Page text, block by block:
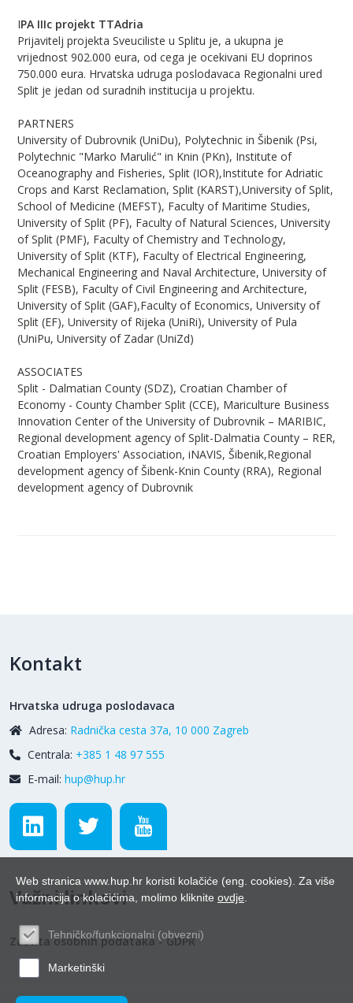
IPA IIIc projekt TTAdria
Prijavitelj projekta Sveuciliste u Splitu je, a ukupna je
vrijednost 902.000 eura, od cega je ocekivani EU doprinos
750.000 eura. Hrvatska udruga poslodavaca Regionalni ured
Split je jedan od suradnih institucija u projektu.
PARTNERS
University of Dubrovnik (UniDu), Polytechnic in Šibenik (Psi,
Polytechnic "Marko Marulić" in Knin (PKn), Institute of
Oceanography and Fisheries, Split (IOR),Institute for Adriatic
Crops and Karst Reclamation, Split (KARST),University of Split,
School of Medicine (MEFST), Faculty of Maritime Studies,
University of Split (PF), Faculty of Natural Sciences, University
of Split (PMF), Faculty of Chemistry and Technology,
University of Split (KTF), Faculty of Electrical Engineering,
Mechanical Engineering and Naval Architecture, University of
Split (FESB), Faculty of Civil Engineering and Architecture,
University of Split (GAF),Faculty of Economics, University of
Split (EF), University of Rijeka (UniRi), University of Pula
(UniPu, University of Zadar (UniZd)
ASSOCIATES
Split - Dalmatian County (SDZ), Croatian Chamber of
Economy - County Chamber Split (CCE), Mariculture Business
Innovation Center of the University of Dubrovnik – MARIBIC,
Regional development agency of Split-Dalmatia County – RER,
Croatian Employers' Association, iNAVIS, Šibenik,Regional
development agency of Šibenk-Knin County (RRA), Regional
development agency of Dubrovnik
Kontakt
Hrvatska udruga poslodavaca
Adresa: Radnička cesta 37a, 10 000 Zagreb
Centrala: +385 1 48 97 555
E-mail: hup@hup.hr
Važni linkovi
Zaštita osobnih podataka - GDPR
Web stranica www.hup.hr koristi kolačiće (eng. cookies). Za više
informacija o kolačićima, molimo kliknite ovdje
Tehničko/funkcionalni (obvezni)
Marketinški